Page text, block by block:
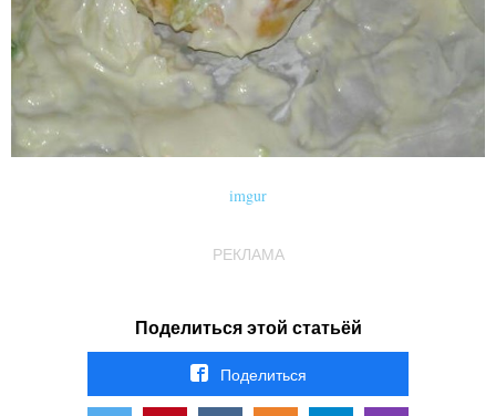
imgur
РЕКЛАМА
Поделиться этой статьёй
Поделиться